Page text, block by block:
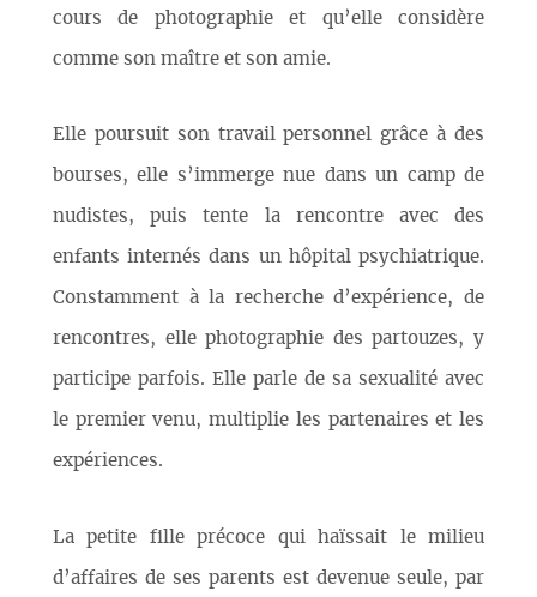
cours de photographie et qu’elle considère
comme son maître et son amie.
Elle poursuit son travail personnel grâce à des
bourses, elle s’immerge nue dans un camp de
nudistes, puis tente la rencontre avec des
enfants internés dans un hôpital psychiatrique.
Constamment à la recherche d’expérience, de
rencontres, elle photographie des partouzes, y
participe parfois. Elle parle de sa sexualité avec
le premier venu, multiplie les partenaires et les
expériences.
La petite fille précoce qui haïssait le milieu
d’affaires de ses parents est devenue seule, par